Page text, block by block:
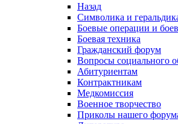
Назад
Символика и
Боевые операции и
Боевая техника
Гражданский форум
Вопросы социального
Абитуриентам
Контрактникам
Медкомиссия
Военное творчество
Приколы нашего